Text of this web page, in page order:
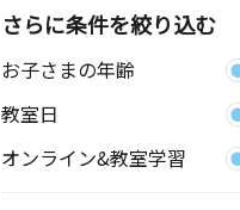
さらに条件を絞り込む
お子さまの年齢
教室日
オンライン&教室学習